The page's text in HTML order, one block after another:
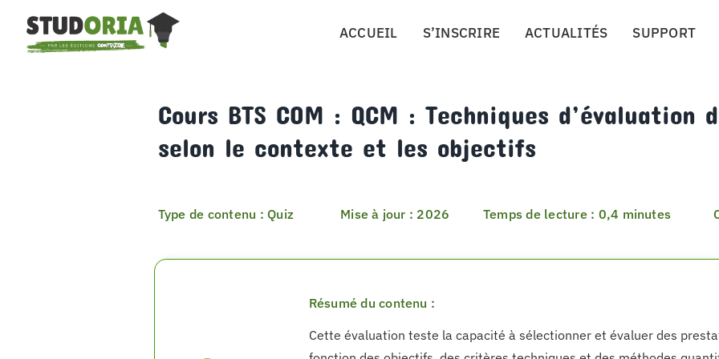
contenu
ACCUEIL S’INSCRIRE ACTUALITÉS SUPPORT
Cours BTS COM : QCM : Techniques d’évaluation
selon le contexte et les objectifs
Type de contenu : Quiz Mise à jour : 2026 Temps de lecture : 0,4 minutes
Résumé du contenu :
Cette évaluation teste la capacité à sélectionner et évaluer des